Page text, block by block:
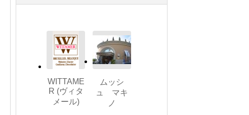
WITTAME
R (ヴィタ
メール)
ムッシ
ュ マキ
ノ